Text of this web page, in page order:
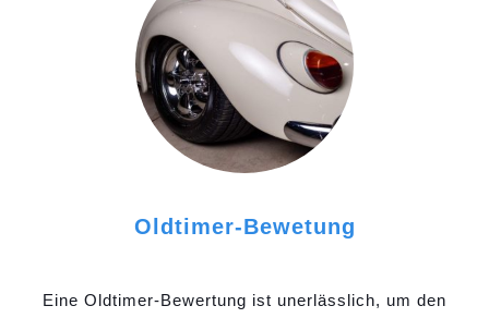
Oldtimer-Bewetung
Eine Oldtimer-Bewertung ist unerlässlich, um den